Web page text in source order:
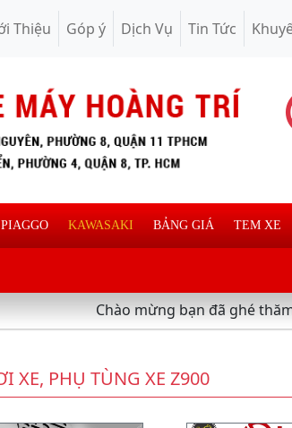
Thiệu Góp ý Dịch Vụ Tin Tức
PIAGGO KAWASAKI BẢNG GIÁ TEM XE
Chào mừng bạn đã ghé thăm
XE, PHỤ TÙNG XE Z900